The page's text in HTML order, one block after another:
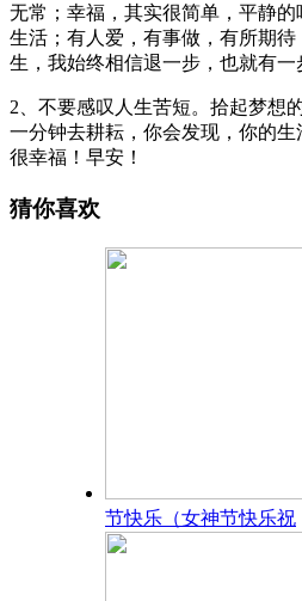
无常；幸福，其实很简单，平静
生活；有人爱，有事做，有所期待
生，我始终相信退一步，也就有一
2、不要感叹人生苦短。拾起梦想
一分钟去耕耘，你会发现，你的生
很幸福！早安！
猜你喜欢
节快乐（女神节快乐祝